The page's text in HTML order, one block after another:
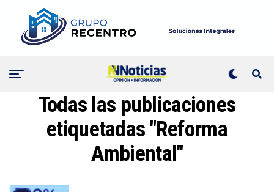
Todas las publicaciones
etiquetadas "Reforma
Ambiental"